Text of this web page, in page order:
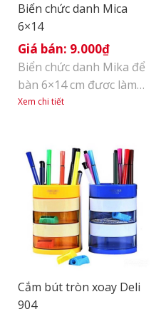
Biển chức danh Mica
6×14
9.000₫
Biển chức danh Mika để
bàn 6×14 cm được làm
bằng chất liệu Mica dày,
các cuộc họp, hội thảo…
hoặc gắn giá của sản
phẩm..
Xem chi tiết
Cắm bút tròn xoay Deli
904